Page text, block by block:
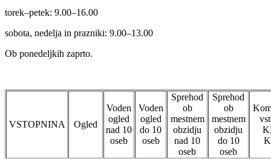
torek–petek: 9.00–16.00
sobota, nedelja in prazniki: 9.00–13.00
Ob ponedeljkih zaprto.
VSTOPNINA Ogled
Voden
ogled
nad 10
oseb
Voden
ogled
do 10
oseb
Sprehod
ob
mestnem
obzidju
nad 10
oseb
Sprehod
ob
mestnem
obzidju
do 10
oseb